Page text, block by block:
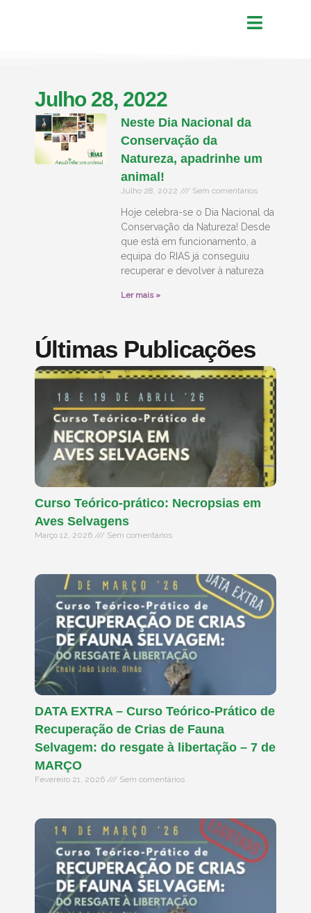
Julho 28, 2022
Neste Dia Nacional da
Conservação da
Natureza, apadrinhe um
animal!
Julho 28, 2022 Sem comentários
Hoje celebra-se o Dia Nacional da
Conservação da Natureza! Desde
que está em funcionamento, a
equipa do RIAS já conseguiu
recuperar e devolver à natureza
Ler mais »
Últimas Publicações
Curso Teórico-prático: Necropsias em
Aves Selvagens
Março 12, 2026 Sem comentários
DATA EXTRA – Curso Teórico-Prático de
Recuperação de Crias de Fauna
Selvagem: do resgate à libertação – 7 de
MARÇO
Fevereiro 21, 2026 Sem comentários